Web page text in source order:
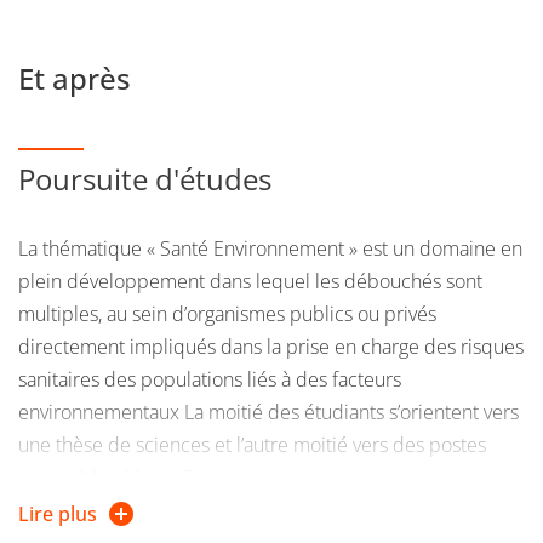
Et après
Poursuite d'études
La thématique « Santé Environnement » est un domaine en
plein développement dans lequel les débouchés sont
multiples, au sein d’organismes publics ou privés
directement impliqués dans la prise en charge des risques
sanitaires des populations liés à des facteurs
environnementaux La moitié des étudiants s’orientent vers
une thèse de sciences et l’autre moitié vers des postes
Exemples de métiers visés par la formation :
Lire plus